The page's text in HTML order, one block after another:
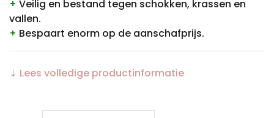
+ Veilig en bestand tegen schokken, krassen en
vallen.
+ Bespaart enorm op de aanschafprijs.
⇣ Lees volledige productinformatie